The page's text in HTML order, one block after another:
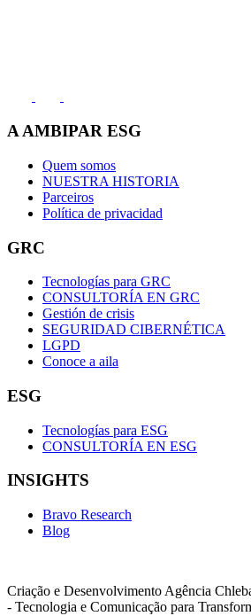
A AMBIPAR ESG
Quem somos
NUESTRA HISTORIA
Parceiros
Política de privacidad
GRC
Tecnologías para GRC
CONSULTORÍA EN GRC
Gestión de crisis
SEGURIDAD CIBERNÉTICA
LGPD
Conoce a aila
ESG
Tecnologías para ESG
CONSULTORÍA EN ESG
INSIGHTS
Bravo Research
Blog
Criação e Desenvolvimento Agência
- Tecnologia e Comunicação para